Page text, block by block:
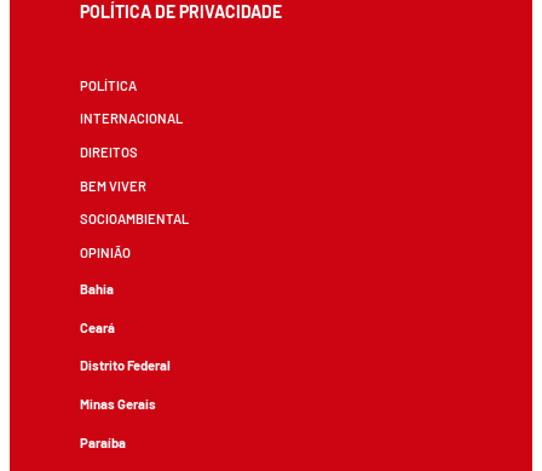
POLÍTICA DE PRIVACIDADE
POLÍTICA
INTERNACIONAL
DIREITOS
BEM VIVER
SOCIOAMBIENTAL
OPINIÃO
Bahia
Ceará
Distrito Federal
Minas Gerais
Paraíba